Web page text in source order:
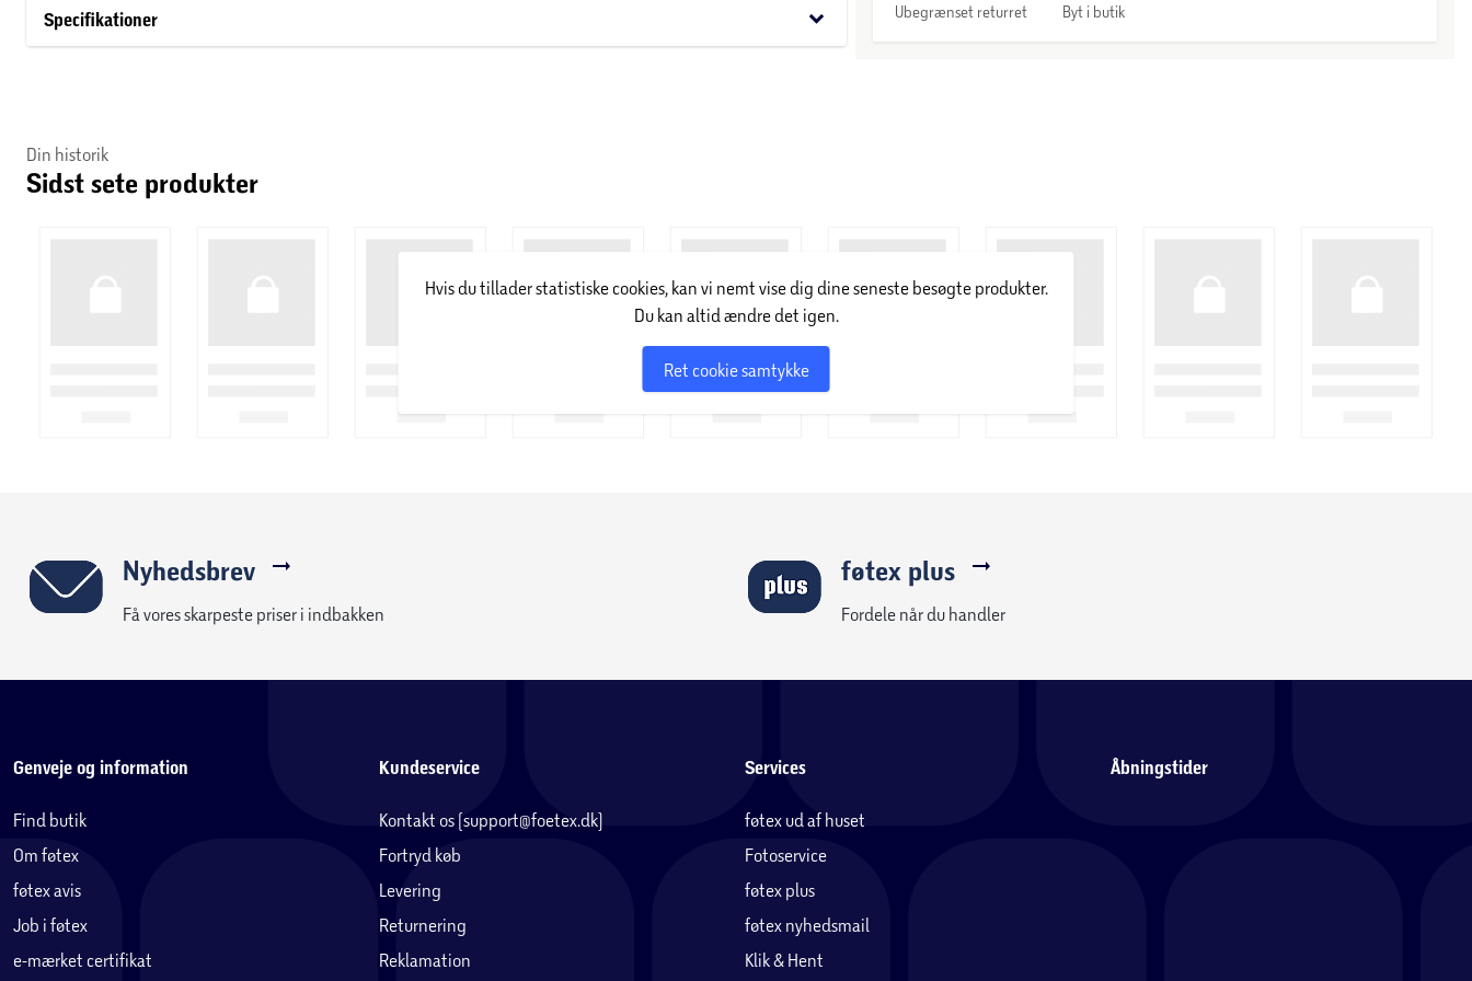
Specifikationer keyboard_arrow_down Ubegrænset returret Byt i butik
Din historik
Sidst sete produkter
Hvis du tillader statistiske cookies, kan vi nemt vise dig dine seneste besøgte produkter.
Du kan altid ændre det igen.
Ret cookie samtykke
Nyhedsbrev
Få vores skarpeste priser i indbakken
føtex plus
Fordele når du handler
Genveje og information
Find butik
Om føtex
føtex avis
Job i føtex
e-mærket certifikat
Kundeservice
Kontakt os (support@foetex.dk)
Fortryd køb
Levering
Returnering
Reklamation
Services
føtex ud af huset
Fotoservice
føtex plus
føtex nyhedsmail
Klik & Hent
Åbningstider